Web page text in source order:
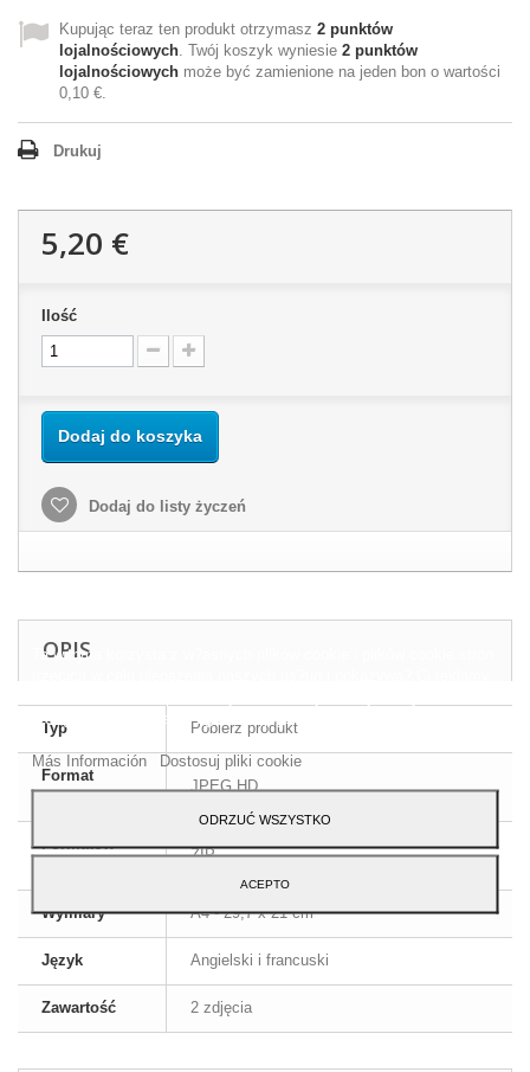
Kupując teraz ten produkt otrzymasz 2 punktów
lojalnościowych. Twój koszyk wyniesie 2 punktów
lojalnościowych może być zamienione na jeden bon o wartości
0,10 €.
Drukuj
5,20 €
Ilość
Dodaj do koszyka
Dodaj do listy życzeń
OPIS
Typ Pobierz produkt
Format
obrazu
JPEG HD
Formatów
ZIP
Wymiary A4 - 29,7 x 21 cm
Język Angielski i francuski
Zawartość 2 zdjęcia
Ta witryna korzysta z w?asnych plików cookie i plików cookie stron
nawigacja. Aby wyrazi? zgod? na jego u?ycie, naci?nij przycisk
Akceptuj.
Más Información
Dostosuj pliki cookie
ODRZUĆ WSZYSTKO
ACEPTO